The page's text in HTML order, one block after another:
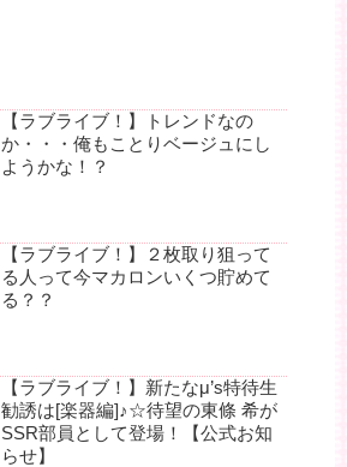
【ラブライブ！】トレンドなの
か・・・俺もことりベージュにし
ようかな！？
【ラブライブ！】２枚取り狙って
る人って今マカロンいくつ貯めて
る？？
【ラブライブ！】新たなμ’s特待生
勧誘は[楽器編]♪☆待望の東條 希が
SSR部員として登場！【公式お知
らせ】